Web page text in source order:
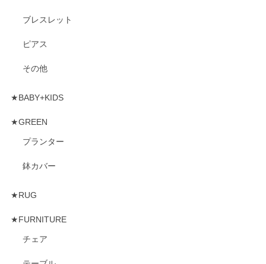
ブレスレット
ピアス
その他
★BABY+KIDS
★GREEN
プランター
鉢カバー
★RUG
★FURNITURE
チェア